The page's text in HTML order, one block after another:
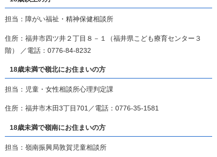
担当：障がい福祉・精神保健相談所
住所：福井市四ツ井２丁目８－１（福井県こども療育センター３
階） ／電話：0776-84-8232
18歳未満で嶺北にお住まいの方
担当：児童・女性相談所心理判定課
住所：福井市木田3丁目701／電話：0776-35-1581
18歳未満で嶺南にお住まいの方
担当：嶺南振興局敦賀児童相談所